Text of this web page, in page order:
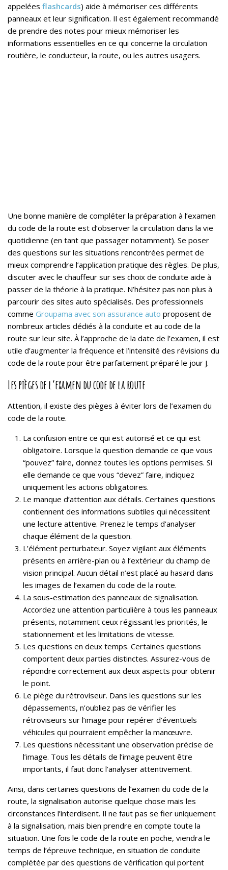
appelées flashcards) aide à mémoriser ces différents
panneaux et leur signification. Il est également recommandé
de prendre des notes pour mieux mémoriser les
informations essentielles en ce qui concerne la circulation
routière, le conducteur, la route, ou les autres usagers.
Une bonne manière de compléter la préparation à l’examen
du code de la route est d’observer la circulation dans la vie
quotidienne (en tant que passager notamment). Se poser
des questions sur les situations rencontrées permet de
mieux comprendre l’application pratique des règles. De plus,
discuter avec le chauffeur sur ses choix de conduite aide à
passer de la théorie à la pratique. N’hésitez pas non plus à
parcourir des sites auto spécialisés. Des professionnels
comme Groupama avec son assurance auto proposent de
nombreux articles dédiés à la conduite et au code de la
route sur leur site. À l’approche de la date de l’examen, il est
utile d’augmenter la fréquence et l’intensité des révisions du
code de la route pour être parfaitement préparé le jour J.
Les pièges de l’examen du code de la route
Attention, il existe des pièges à éviter lors de l’examen du
code de la route.
La confusion entre ce qui est autorisé et ce qui est
obligatoire. Lorsque la question demande ce que vous
“pouvez” faire, donnez toutes les options permises. Si
elle demande ce que vous “devez” faire, indiquez
uniquement les actions obligatoires.
Le manque d’attention aux détails. Certaines questions
contiennent des informations subtiles qui nécessitent
une lecture attentive. Prenez le temps d’analyser
chaque élément de la question.
L’élément perturbateur. Soyez vigilant aux éléments
présents en arrière-plan ou à l’extérieur du champ de
vision principal. Aucun détail n’est placé au hasard dans
les images de l’examen du code de la route.
La sous-estimation des panneaux de signalisation.
Accordez une attention particulière à tous les panneaux
présents, notamment ceux régissant les priorités, le
stationnement et les limitations de vitesse.
Les questions en deux temps. Certaines questions
comportent deux parties distinctes. Assurez-vous de
répondre correctement aux deux aspects pour obtenir
le point.
Le piège du rétroviseur. Dans les questions sur les
dépassements, n’oubliez pas de vérifier les
rétroviseurs sur l’image pour repérer d’éventuels
véhicules qui pourraient empêcher la manœuvre.
Les questions nécessitant une observation précise de
l’image. Tous les détails de l’image peuvent être
importants, il faut donc l’analyser attentivement.
Ainsi, dans certaines questions de l’examen du code de la
route, la signalisation autorise quelque chose mais les
circonstances l’interdisent. Il ne faut pas se fier uniquement
à la signalisation, mais bien prendre en compte toute la
situation. Une fois le code de la route en poche, viendra le
temps de l’épreuve technique, en situation de conduite
complétée par des questions de vérification qui portent